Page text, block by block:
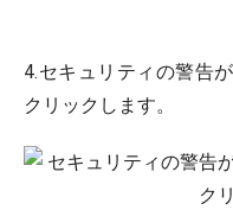
4.セキュリティの警告
クリックします。